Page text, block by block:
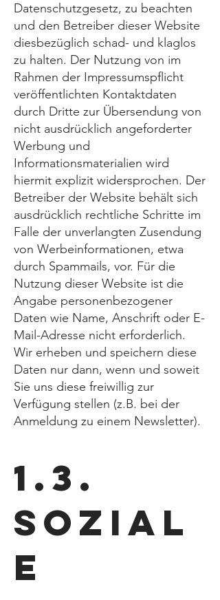
Datenschutzgesetz, zu beachten
und den Betreiber dieser Website
diesbezüglich schad- und klaglos
zu halten. Der Nutzung von im
Rahmen der Impressumspflicht
veröffentlichten Kontaktdaten
durch Dritte zur Übersendung von
nicht ausdrücklich angeforderter
Werbung und
Informationsmaterialien wird
hiermit explizit widersprochen. Der
Betreiber der Website behält sich
ausdrücklich rechtliche Schritte im
Falle der unverlangten Zusendung
von Werbeinformationen, etwa
durch Spammails, vor. Für die
Nutzung dieser Website ist die
Angabe personenbezogener
Daten wie Name, Anschrift oder E-
Mail-Adresse nicht erforderlich.
Wir erheben und speichern diese
Daten nur dann, wenn und soweit
Sie uns diese freiwillig zur
Verfügung stellen (z.B. bei der
Anmeldung zu einem Newsletter).
1.3.
Sozial
e